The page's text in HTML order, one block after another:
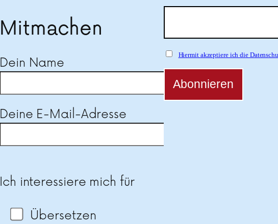
Mitmachen
Dein Name
Deine E-Mail-Adresse
Ich interessiere mich für
Übersetzen
Hiermit akzeptiere ich die